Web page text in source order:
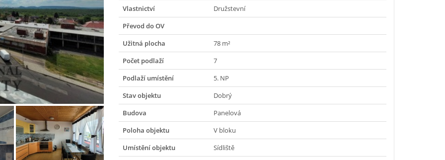
Vlastnictví
Družstevní
Převod do OV
Užitná plocha
78 m²
Počet podlaží
7
Podlaží umístění
5. NP
Stav objektu
Dobrý
Budova
Panelová
Poloha objektu
V bloku
Umístění objektu
Sídliště